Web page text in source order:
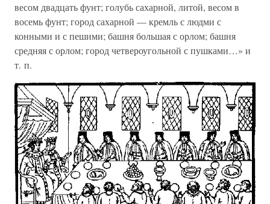
весом двадцать фунт; голубь сахарной, литой, весом в
восемь фунт; город сахарной — кремль с людми с
конными и с пешими; башня большая с орлом; башня
средняя с орлом; город четвероугольной с пушками…» и
т. п.